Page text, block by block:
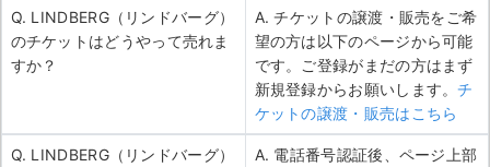
Q. LINDBERG（リンドバーグ）
のチケットはどうやって売れま
すか？
A. チケットの譲渡・販売をご希
望の方は以下のページから可能
です。ご登録がまだの方はまず
新規登録からお願いします。チ
ケットの譲渡・販売はこちら
Q. LINDBERG（リンドバーグ）
A. 電話番号認証後、ページ上部